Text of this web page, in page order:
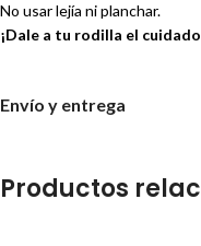
No usar lejía ni planchar.
¡Dale a tu rodilla el
Envío y entrega
Productos